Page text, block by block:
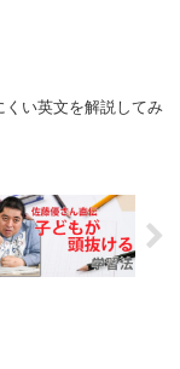
くい英文を解説してみ